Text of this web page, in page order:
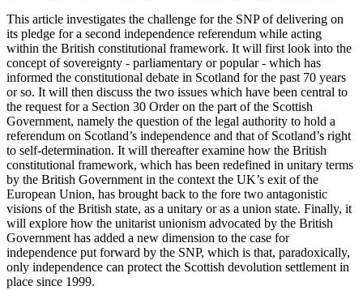
This article investigates the challenge for the SNP of delivering on
its pledge for a second independence referendum while acting
within the British constitutional framework. It will first look into the
concept of sovereignty - parliamentary or popular - which has
informed the constitutional debate in Scotland for the past 70 years
or so. It will then discuss the two issues which have been central to
the request for a Section 30 Order on the part of the Scottish
Government, namely the question of the legal authority to hold a
referendum on Scotland’s independence and that of Scotland’s right
to self-determination. It will thereafter examine how the British
constitutional framework, which has been redefined in unitary terms
by the British Government in the context the UK’s exit of the
European Union, has brought back to the fore two antagonistic
visions of the British state, as a unitary or as a union state. Finally, it
will explore how the unitarist unionism advocated by the British
Government has added a new dimension to the case for
independence put forward by the SNP, which is that, paradoxically,
only independence can protect the Scottish devolution settlement in
place since 1999.